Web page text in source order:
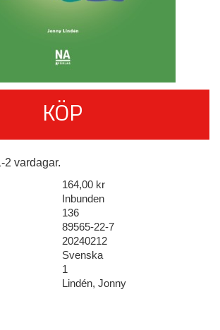
KÖP
2 vardagar.
164,00 kr
Inbunden
136
89565-22-7
20240212
Svenska
1
Lindén, Jonny